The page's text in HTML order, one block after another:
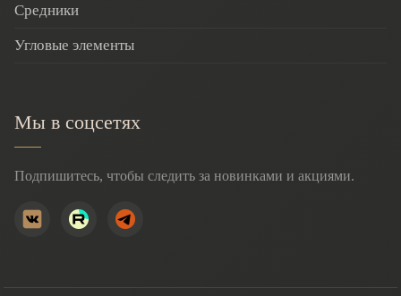
Средники
Угловые элементы
Мы в соцсетях
Подпишитесь, чтобы следить за новинками и акциями.